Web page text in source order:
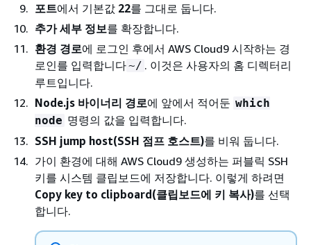
포트에서 기본값 22를 그대로 둡니다.
추가 세부 정보를 확장합니다.
환경 경로에 로그인 후에서 AWS Cloud9 시작하는 경
로인를 입력합니다~/ . 이것은 사용자의 홈 디렉터리
루트입니다.
Node.js 바이너리 경로에 앞에서 적어둔 which
node 명령의 값을 입력합니다.
SSH jump host(SSH 점프 호스트)를 비워 둡니다.
가이 환경에 대해 AWS Cloud9 생성하는 퍼블릭 SSH
키를 시스템 클립보드에 저장합니다. 이렇게 하려면
Copy key to clipboard(클립보드에 키 복사)를 선택
합니다.